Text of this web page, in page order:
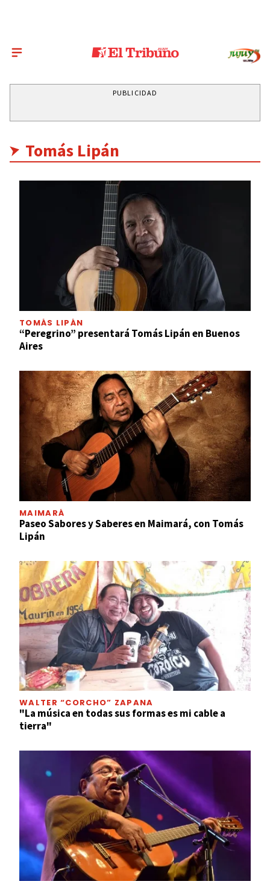
PUBLICIDAD
Tomás Lipán
TOMÁS LIPÁN
“Peregrino” presentará Tomás Lipán en Buenos
Aires
MAIMARÁ
Paseo Sabores y Saberes en Maimará, con Tomás
Lipán
WALTER “CORCHO” ZAPANA
"La música en todas sus formas es mi cable a
tierra"